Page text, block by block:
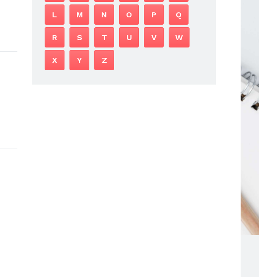
L M N O P Q
R S T U V W
X Y Z